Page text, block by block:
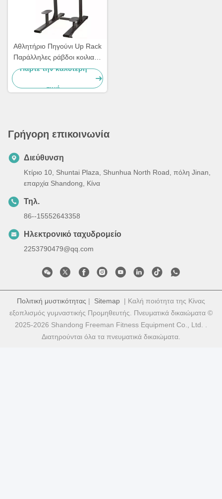
Αθλητήριο Πηγούνι Up Rack
Παράλληλες ράβδοι κοιλιακή
μηχανή κάθετη άνοδος
Πάρτε την καλύτερη
τιμή
Γρήγορη επικοινωνία
Διεύθυνση
Κτίριο 10, Shuntai Plaza, Shunhua North Road, πόλη Jinan,
επαρχία Shandong, Κίνα
Τηλ.
86--15552643358
Ηλεκτρονικό ταχυδρομείο
2253790479@qq.com
Πολιτική μυστικότητας | Sitemap | Καλή ποιότητα της Κίνας
εξοπλισμός γυμναστικής Προμηθευτής. Πνευματικά δικαιώματα ©
2025-2026 Shandong Freeman Fitness Equipment Co., Ltd. .
Διατηρούνται όλα τα πνευματικά δικαιώματα.